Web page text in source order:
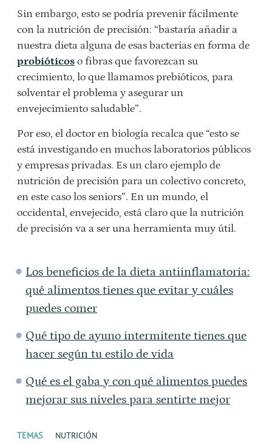
Sin embargo, esto se podría prevenir fácilmente
con la nutrición de precisión: “bastaría añadir a
nuestra dieta alguna de esas bacterias en forma de
probióticos o fibras que favorezcan su
crecimiento, lo que llamamos prebióticos, para
solventar el problema y asegurar un
envejecimiento saludable”.
Por eso, el doctor en biología recalca que “esto se
está investigando en muchos laboratorios públicos
y empresas privadas. Es un claro ejemplo de
nutrición de precisión para un colectivo concreto,
en este caso los seniors”. En un mundo, el
occidental, envejecido, está claro que la nutrición
de precisión va a ser una herramienta muy útil.
Los beneficios de la dieta antiinflamatoria:
qué alimentos tienes que evitar y cuáles
puedes comer
Qué tipo de ayuno intermitente tienes que
hacer según tu estilo de vida
Qué es el gaba y con qué alimentos puedes
mejorar sus niveles para sentirte mejor
TEMAS NUTRICIÓN